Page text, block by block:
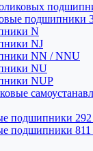
подшипники
N
NJ
NN / NNU
NU
NUP
подшипники 292
подшипники 811